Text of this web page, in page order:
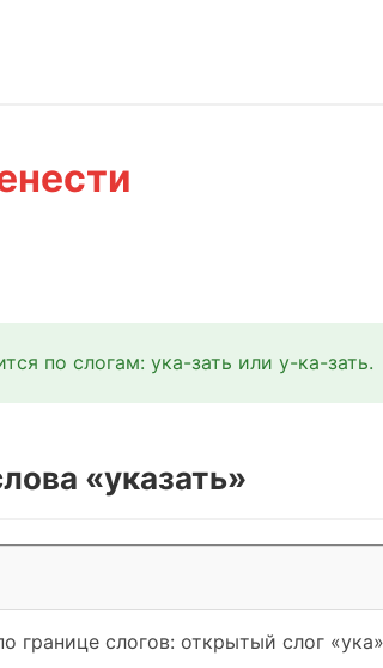
по слогам: ука-зать или у-ка-зать.
«указать»
границе слогов: открытый слог